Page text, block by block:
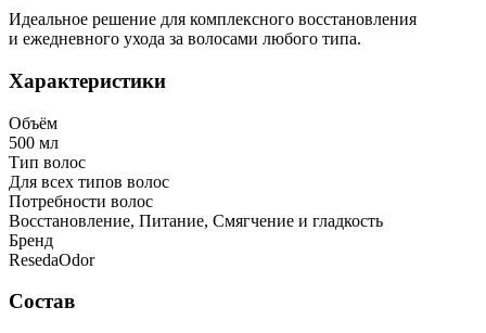
Идеальное решение для комплексного восстановления
и ежедневного ухода за волосами любого типа.
Характеристики
Объём
500 мл
Тип волос
Для всех типов волос
Потребности волос
Восстановление, Питание, Смягчение и гладкость
Бренд
ResedaOdor
Состав